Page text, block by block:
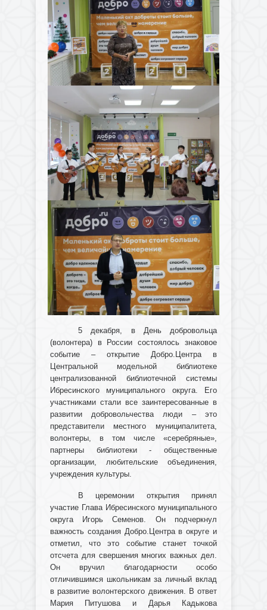
5 декабря, в День добровольца
(волонтера) в России состоялось знаковое
событие – открытие Добро.Центра в
Центральной модельной библиотеке
централизованной библиотечной системы
Ибресинского муниципального округа. Его
участниками стали все заинтересованные в
развитии добровольчества люди – это
представители местного муниципалитета,
волонтеры, в том числе «серебряные»,
партнеры библиотеки - общественные
организации, любительские объединения,
учреждения культуры.
В церемонии открытия принял
участие Глава Ибресинского муниципального
округа Игорь Семенов. Он подчеркнул
важность создания Добро.Центра в округе и
отметил, что это событие станет точкой
отсчета для свершения многих важных дел.
Он вручил благодарности особо
отличившимся школьникам за личный вклад
в развитие волонтерского движения. В ответ
Мария Питушова и Дарья Кадыкова